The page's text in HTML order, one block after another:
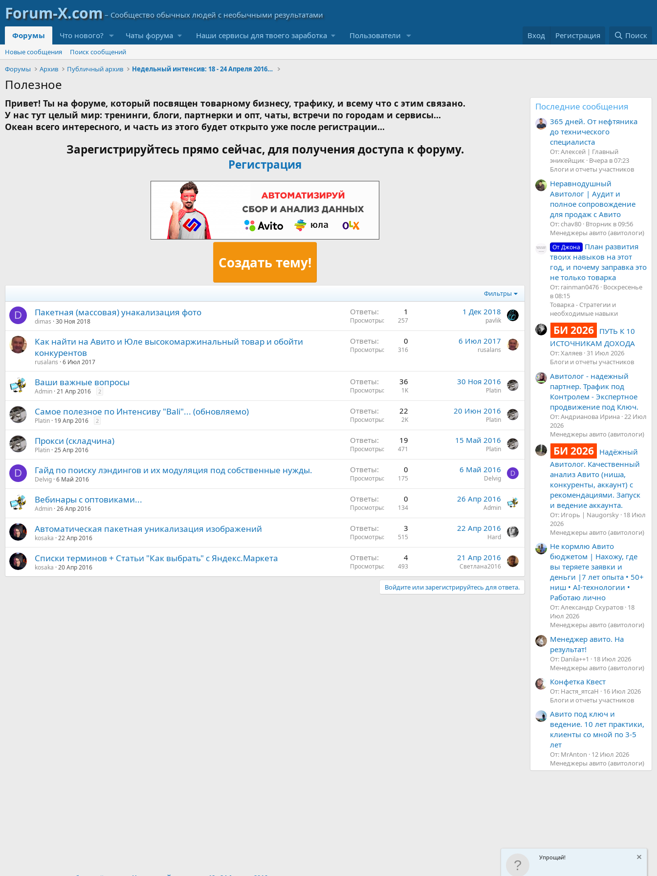
Форумы Что нового? Чаты форума Наши сервисы для твоего заработка Пользователи Вход Регистрация Поиск
Новые сообщения
Поиск сообщений
Форумы
Архив Публичный архив Недельный интенсив: 18 - 24 Апреля 2016 год
Полезное
Привет! Ты на форуме, который посвящен товарному бизнесу, трафику, и всему что с этим связано.
У нас тут целый мир: тренинги, блоги, партнерки и опт, чаты, встречи по городам и сервисы...
Океан всего интересного, и часть из этого будет открыто уже после регистрации...
Зарегистрируйтесь прямо сейчас, для получения доступа к форуму.
Регистрация
Создать тему!
Фильтры
D Пакетная (массовая) унакализация фото
dimas 30 Ноя 2018
Ответы 1
Просмотры 257
1 Дек 2018
pavlik
Как найти на Авито и Юле высокомаржинальный товар и обойти
конкурентов
rusalans 6 Июл 2017
Ответы 0
Просмотры 316
6 Июл 2017
rusalans
Ваши важные вопросы
Admin 21 Апр 2016 2
Ответы 36
Просмотры 1K
30 Ноя 2016
Platin
Самое полезное по Интенсиву "Bali"... (обновляемо)
Platin 19 Апр 2016 2
Ответы 22
Просмотры 2K
20 Июн 2016
Platin
Прокси (складчина)
Platin 25 Апр 2016
Ответы 19
Просмотры 471
15 Май 2016
Platin
D Гайд по поиску лэндингов и их модуляция под собственные нужды.
Delvig 6 Май 2016
Ответы 0
Просмотры 175
6 Май 2016
Delvig
D
Вебинары с оптовиками...
Admin 26 Апр 2016
Ответы 0
Просмотры 134
26 Апр 2016
Admin
Автоматическая пакетная уникализация изображений
kosaka 22 Апр 2016
Ответы 3
Просмотры 515
22 Апр 2016
Hard
Списки терминов + Статьи "Как выбрать" с Яндекс.Маркета
kosaka 20 Апр 2016
Ответы 4
Просмотры 493
21 Апр 2016
Светлана2016
Войдите или зарегистрируйтесь для ответа.
Последние сообщения
365 дней. От нефтяника
до технического
специалиста
От: Алексей | Главный
эникейщик Вчера в 07:23
Блоги и отчеты участников
Неравнодушный
Авитолог | Аудит и
полное сопровождение
для продаж с Авито
От: chav80 Вторник в 09:56
Менеджеры авито (авитологи)
От Джона
План развития
твоих навыков на этот
год, и почему заправка это
не только товарка
От: rainman0476 Воскресенье
в 08:15
Товарка - Стратегии и
необходимые навыки
БИ 2026 ПУТЬ К 10
ИСТОЧНИКАМ ДОХОДА
От: Халяев 31 Июл 2026
Блоги и отчеты участников
Авитолог - надежный
партнер. Трафик под
Контролем - Экспертное
продвижение под Ключ.
От: Андрианова Ирина 22 Июл
2026
Менеджеры авито (авитологи)
БИ 2026 Надёжный
Авитолог. Качественный
анализ Авито (ниша,
конкуренты, аккаунт) с
рекомендациями. Запуск
и ведение аккаунта.
От: Игорь | Naugorsky 18 Июл
2026
Менеджеры авито (авитологи)
Не кормлю Авито
бюджетом | Нахожу, где
вы теряете заявки и
деньги |7 лет опыта • 50+
ниш • AI-технологии •
Работаю лично
От: Александр Скуратов 18
Июл 2026
Менеджеры авито (авитологи)
Менеджер авито. На
результат!
От: Danila++1
18 Июл 2026
Менеджеры авито (авитологи)
Конфетка Квест
От: Настя_ятсаН
16 Июл 2026
Блоги и отчеты участников
Авито под ключ и
ведение. 10 лет практики,
клиенты со мной по 3-5
лет
От: MrAnton
12 Июл 2026
Менеджеры авито (авитологи)
Упрощай!